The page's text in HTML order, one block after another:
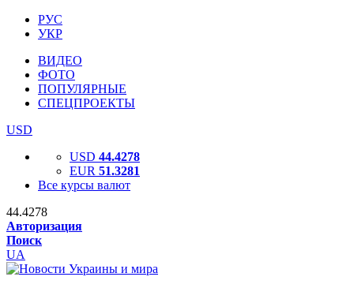
РУС
УКР
ВИДЕО
ФОТО
ПОПУЛЯРНЫЕ
СПЕЦПРОЕКТЫ
USD
USD 44.4278
EUR 51.3281
Все курсы валют
44.4278
Авторизация
Поиск
UA